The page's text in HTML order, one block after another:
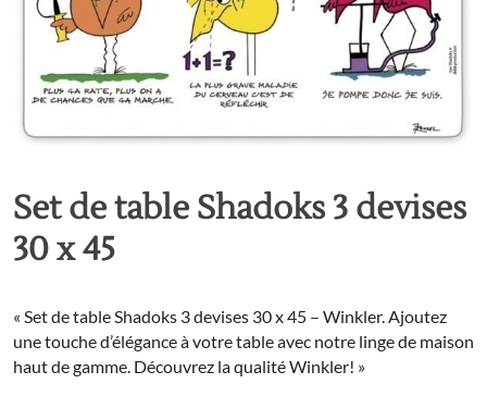
Set de table Shadoks 3 devises
30 x 45
« Set de table Shadoks 3 devises 30 x 45 – Winkler. Ajoutez
une touche d’élégance à votre table avec notre linge de maison
haut de gamme. Découvrez la qualité Winkler! »